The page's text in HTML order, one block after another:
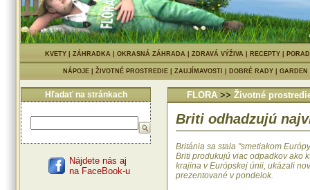
KVETY| ZÁHRADKA| OKRASNÁ ZÁHRADA| ZDRAVÁ VÝŽIVA| RECEPTY|
NÁPOJE ŽIVOTNÉ PROSTREDIE ZAUJÍMAVOSTI DOBRÉ RADY
Hľadať na stránkach
Nájdete nás aj
na FaceBook-u
FLORA >> Životné
Briti odhadzujú
Británia sa stala "smetiakom
Briti produkujú viac odpadkov ako
krajina v Európskej únii, ukázali
prezentované v pondelok.